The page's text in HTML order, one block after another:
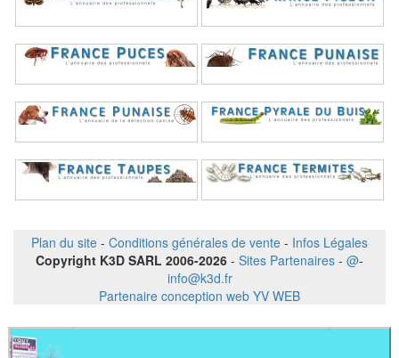
Plan du site - Conditions générales de vente - Infos Légales
Copyright K3D SARL 2006-2026 - Sites Partenaires - @-
info@k3d.fr
Partenaire conception web YV WEB